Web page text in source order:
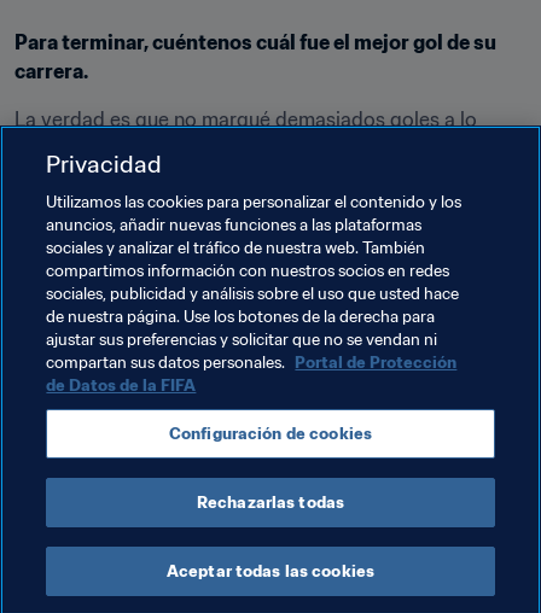
Para terminar, cuéntenos cuál fue el mejor gol de su
carrera.
La verdad es que no marqué demasiados goles a lo
Olímpicos de Grecia 2004 contra Japón
adelantó a los suyos en el minuto tres. El resultado final
fue de 3-2 para Italia]. Fue una chilena con la izquierda,
algo excepcional para mí y muy bonito.
Temas relacionados
Italy
Privacidad
Utilizamos las cookies para personalizar el contenido y los
anuncios, añadir nuevas funciones a las plataformas
sociales y analizar el tráfico de nuestra web. También
compartimos información con nuestros socios en redes
sociales, publicidad y análisis sobre el uso que usted hace
de nuestra página. Use los botones de la derecha para
ajustar sus preferencias y solicitar que no se vendan ni
compartan sus datos personales. Portal de Protección
de Datos de la FIFA
Configuración de cookies
Rechazarlas todas
Aceptar todas las cookies